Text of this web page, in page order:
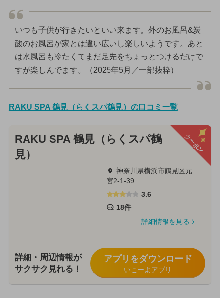
いつも子供が行きたいといい来ます。外のお風呂&炭
酸のお風呂が家とは違い広いし楽しいようです。あと
は水風呂も冷たくてまだ足先をちょっとつけるだけで
すが楽しんでます。（2025年5月／一部抜粋）
RAKU SPA 鶴見（らくスパ鶴見）の口コミ一覧
クーポン
RAKU SPA 鶴見（らくスパ鶴
見）
神奈川県横浜市鶴見区元
宮2-1-39
3.6
18件
詳細情報を見る
詳細・周辺情報が
サクサク見れる！
アプリをダウンロード
いこーよアプリ